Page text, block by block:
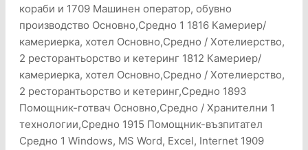
кораби и 1709 Машинен оператор, обувно
производство Основно,Средно 1 1816 Камериер/
камериерка, хотел Основно,Средно / Хотелиерство,
2 ресторантьорство и кетеринг 1812 Камериер/
камериерка, хотел Основно,Средно / Хотелиерство,
2 ресторантьорство и кетеринг,Средно 1893
Помощник-готвач Основно,Средно / Хранителни 1
технологии,Средно 1915 Помощник-възпитател
Средно 1 Windows, MS Word, Excel, Internet 1909